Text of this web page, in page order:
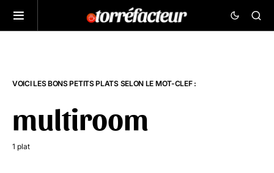
VOICI LES BONS PETITS PLATS SELON LE MOT-CLEF :
multiroom
1 plat